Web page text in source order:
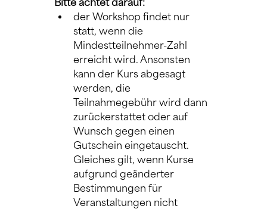
Bitte achtet darauf:
der Workshop findet nur
statt, wenn die
Mindestteilnehmer-Zahl
erreicht wird. Ansonsten
kann der Kurs abgesagt
werden, die
Teilnahmegebühr wird dann
zurückerstattet oder auf
Wunsch gegen einen
Gutschein eingetauscht.
Gleiches gilt, wenn Kurse
aufgrund geänderter
Bestimmungen für
Veranstaltungen nicht